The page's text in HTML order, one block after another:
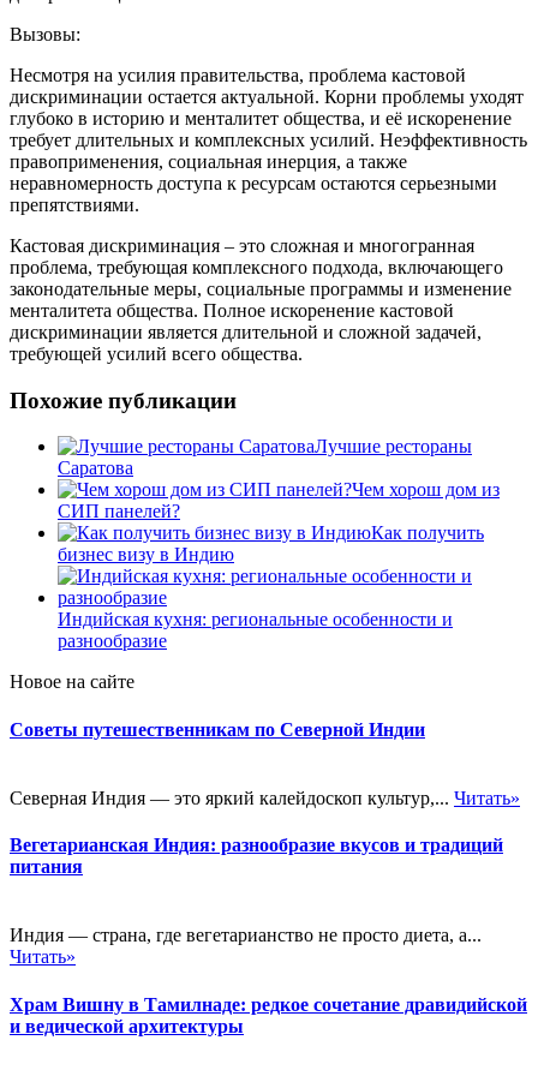
Вызовы:
Несмотря на усилия правительства, проблема кастовой
дискриминации остается актуальной. Корни проблемы уходят
глубоко в историю и менталитет общества, и её искоренение
требует длительных и комплексных усилий. Неэффективность
правоприменения, социальная инерция, а также
неравномерность доступа к ресурсам остаются серьезными
препятствиями.
Кастовая дискриминация – это сложная и многогранная
проблема, требующая комплексного подхода, включающего
законодательные меры, социальные программы и изменение
менталитета общества. Полное искоренение кастовой
дискриминации является длительной и сложной задачей,
требующей усилий всего общества.
Похожие публикации
Лучшие рестораны
Саратова
Чем хорош дом из
СИП панелей?
Как получить
бизнес визу в Индию
Индийская кухня: региональные особенности и
разнообразие
Новое на сайте
Советы путешественникам по Северной Индии
Северная Индия — это яркий калейдоскоп культур,... Читать»
Вегетарианская Индия: разнообразие вкусов и традиций
питания
Индия — страна, где вегетарианство не просто диета, а...
Читать»
Храм Вишну в Тамилнаде: редкое сочетание дравидийской
и ведической архитектуры